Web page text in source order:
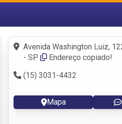
Fazer login
Criar conta
Avenida Washington Luiz,
- SP
Endereço copiado!
(15) 3031-4432
Mapa